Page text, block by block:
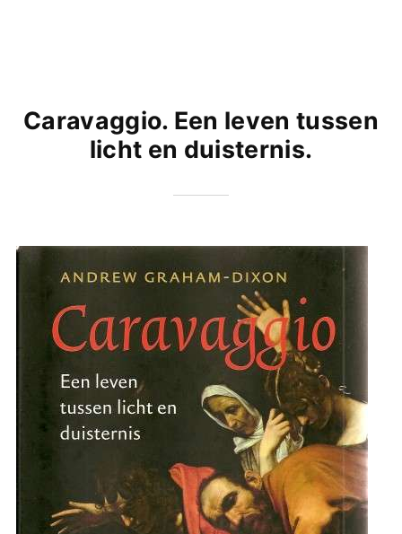
Caravaggio. Een leven tussen
licht en duisternis.